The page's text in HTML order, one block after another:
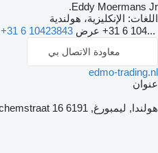
Eddy Moermans Jr.
اللغات: الإنكليزية، هولندية
+31 6 104... عرض +31 6 10423843
معاودة الاتصال بي
edmo-trading.nl
عنوان
هولندا, ليمبورغ, 6191 NL, Beek, Polychemstraat 16